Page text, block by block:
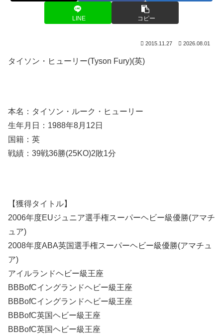
LINE コピー
2015.11.27 2026.08.01
タイソン・ヒューリー(Tyson Fury)(英)
本名：タイソン・ルーク・ヒューリー
生年月日：1988年8月12日
国籍：英
戦績：39戦36勝(25KO)2敗1分
【獲得タイトル】
2006年度EUジュニア選手権スーパーヘビー級優勝(アマチ
ュア)
2008年度ABA英国選手権スーパーヘビー級優勝(アマチュ
ア)
アイルランドヘビー級王座
BBBofCイングランドヘビー級王座
BBBofCイングランドヘビー級王座
BBBofC英国ヘビー級王座
BBBofC英国ヘビー級王座